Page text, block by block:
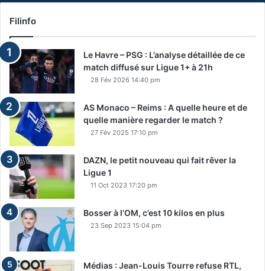
Filinfo
Le Havre – PSG : L’analyse détaillée de ce
match diffusé sur Ligue 1+ à 21h
28 Fév 2026 14:40 pm
AS Monaco – Reims : A quelle heure et de
quelle manière regarder le match ?
27 Fév 2025 17:10 pm
DAZN, le petit nouveau qui fait rêver la
Ligue 1
11 Oct 2023 17:20 pm
Bosser à l’OM, c’est 10 kilos en plus
23 Sep 2023 15:04 pm
Médias : Jean-Louis Tourre refuse RTL,